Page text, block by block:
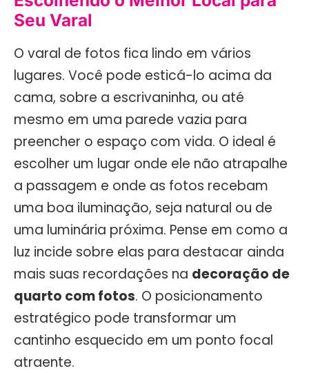
Seu Varal
O varal de fotos fica lindo em vários
lugares. Você pode esticá-lo acima da
cama, sobre a escrivaninha, ou até
mesmo em uma parede vazia para
preencher o espaço com vida. O ideal é
escolher um lugar onde ele não atrapalhe
a passagem e onde as fotos recebam
uma boa iluminação, seja natural ou de
uma luminária próxima. Pense em como a
luz incide sobre elas para destacar ainda
mais suas recordações na decoração de
quarto com fotos. O posicionamento
estratégico pode transformar um
cantinho esquecido em um ponto focal
atraente.